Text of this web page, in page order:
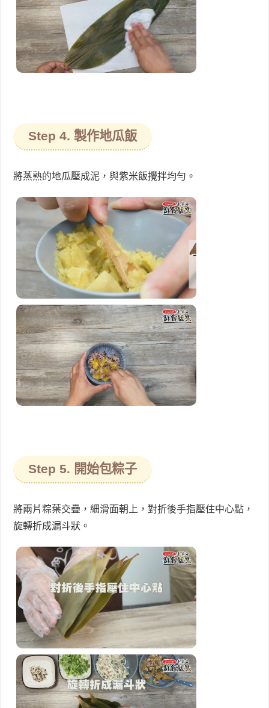
Step 4. 製作地瓜飯
將蒸熟的地瓜壓成泥，與紫米飯攪拌均勻。
Step 5. 開始包粽子
將兩片粽葉交疊，細滑面朝上，對折後手指壓住中心點，
旋轉折成漏斗狀。